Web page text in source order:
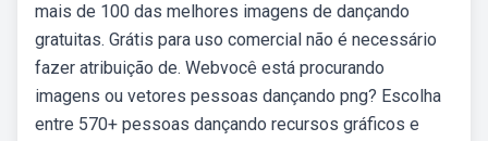
mais de 100 das melhores imagens de dançando
gratuitas. Grátis para uso comercial não é necessário
fazer atribuição de. Webvocê está procurando
imagens ou vetores pessoas dançando png? Escolha
entre 570+ pessoas dançando recursos gráficos e